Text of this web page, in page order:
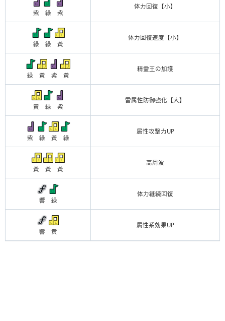
紫 緑 紫
体力回復【小】
緑 緑 黃
体力回復速度【小】
緑 黃 紫 黃
精霊王の加護
黃 緑 紫
雷属性防御強化【大】
紫 緑 黃 緑
属性攻撃力UP
黃 黃 黃
高周波
響 緑
体力継続回復
響 黄
属性系効果UP